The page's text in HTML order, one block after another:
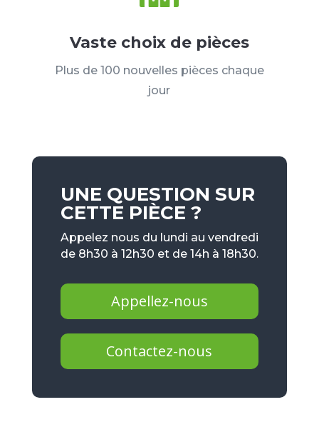
Vaste choix de pièces
Plus de 100 nouvelles pièces chaque
jour
UNE QUESTION SUR
CETTE PIÈCE ?
Appelez nous du lundi au vendredi
de 8h30 à 12h30 et de 14h à 18h30.
Appellez-nous
Contactez-nous